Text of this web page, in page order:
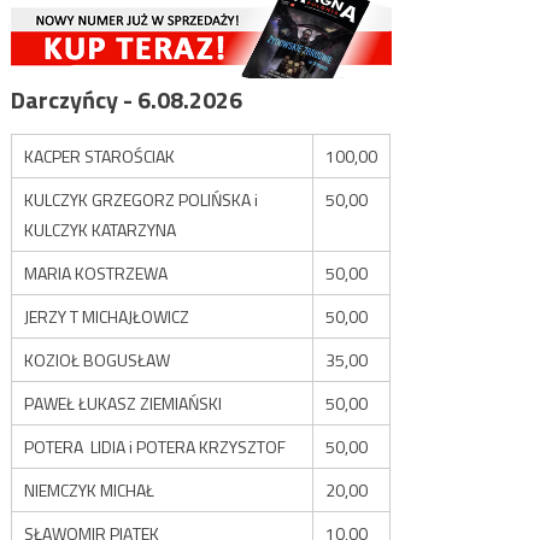
Darczyńcy - 6.08.2026
KACPER STAROŚCIAK
100,00
KULCZYK GRZEGORZ POLIŃSKA i
KULCZYK KATARZYNA
50,00
MARIA KOSTRZEWA
50,00
JERZY T MICHAJŁOWICZ
50,00
KOZIOŁ BOGUSŁAW
35,00
PAWEŁ ŁUKASZ ZIEMIAŃSKI
50,00
POTERA LIDIA i POTERA KRZYSZTOF
50,00
NIEMCZYK MICHAŁ
20,00
SŁAWOMIR PIĄTEK
10,00